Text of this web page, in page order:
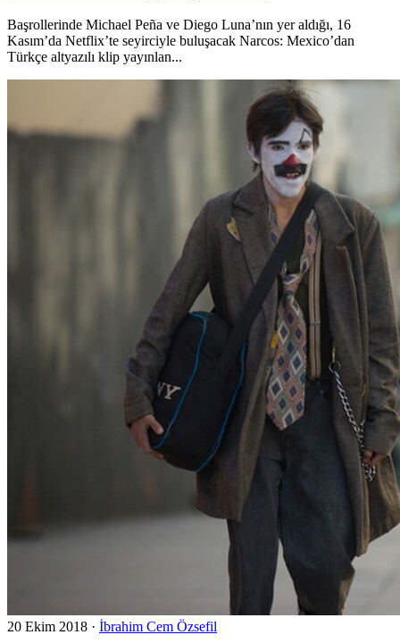
Başrollerinde Michael Peña ve Diego Luna’nın yer aldığı, 16
Kasım’da Netflix’te seyirciyle buluşacak Narcos: Mexico’dan
Türkçe altyazılı klip yayınlan...
20 Ekim 2018 · İbrahim Cem Özsefil